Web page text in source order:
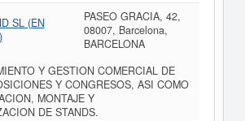
SL (EN
PASEO GRACIA, 42,
08007, Barcelona,
BARCELONA
Y GESTION COMERCIAL DE
Y CONGRESOS, ASI COMO
MONTAJE Y
DE STANDS.